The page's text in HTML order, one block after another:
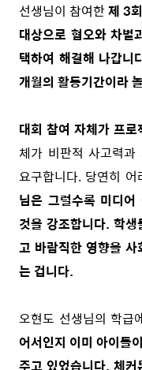
선생님이 참여한제 3
대상으로 혐오와 차별
택하여 해결해 나갑
개월의 활동기간이라
대회 참여 자체가 프
체가 비판적 사고력
요구합니다. 당연히
님은 그럴수록 미디
것을 강조합니다. 학생
고 바람직한 영향을
는 겁니다.
오현도 선생님의 학급
어서인지 이미 아이들
주고 있었습니다. 체커